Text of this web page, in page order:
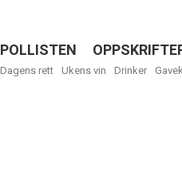
Menu
POLLISTEN
Dagens rett Ukens vin Drinker